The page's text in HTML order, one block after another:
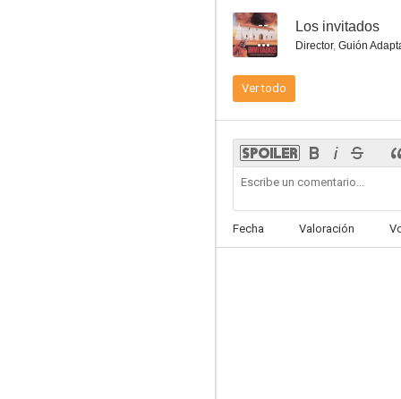
-- Los invitados
Director, Guión
Ver todo
Fecha Valoración